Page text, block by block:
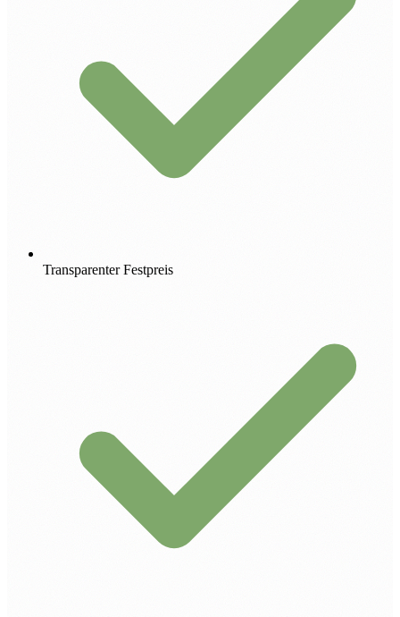
Transparenter Festpreis